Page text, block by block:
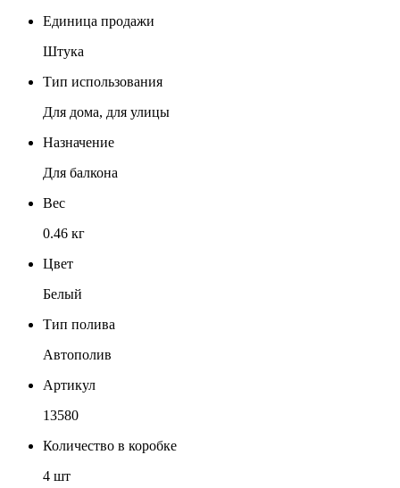
Единица продажи
Штука
Тип использования
Для дома, для улицы
Назначение
Для балкона
Вес
0.46 кг
Цвет
Белый
Тип полива
Автополив
Артикул
13580
Количество в коробке
4 шт